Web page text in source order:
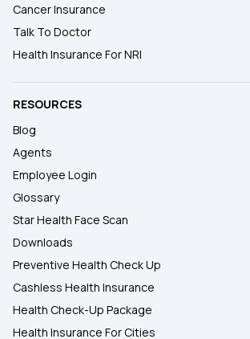
Cancer Insurance
Talk To Doctor
Health Insurance For NRI
RESOURCES
Blog
Agents
Employee Login
Glossary
Star Health Face Scan
Downloads
Preventive Health Check Up
Cashless Health Insurance
Health Check-Up Package
Health Insurance For Cities